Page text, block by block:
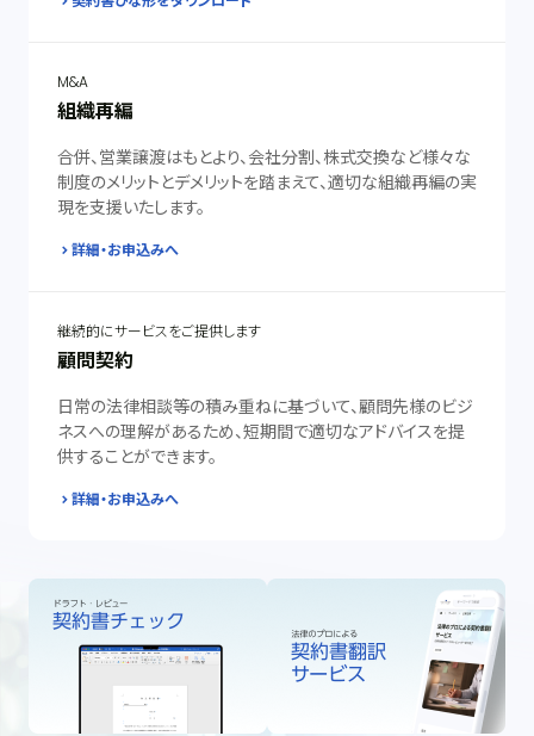
M&A
組織再編
合併、営業譲渡はもとより、会社分割、株式交換など様々な
制度のメリットとデメリットを踏まえて、適切な組織再編の実
現を支援いたします。
詳細・お申込みへ
継続的にサービスをご提供します
顧問契約
日常の法律相談等の積み重ねに基づいて、顧問先様のビジ
ネスへの理解があるため、短期間で適切なアドバイスを提
供することができます。
詳細・お申込みへ